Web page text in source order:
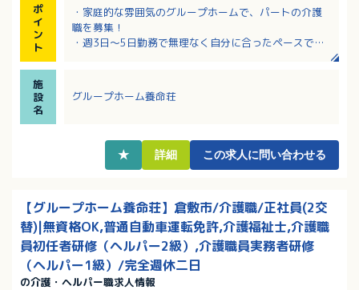
ポ
イ
ン
ト
・家庭的な雰囲気のグループホームで、パートの介護
職を募集！
・週3日～5日勤務で無理なく自分に合ったペースで働
験考慮や資格手当あり！
・パートさんにもうれしい賞与（寸志）の支給実績あ
施
設
名
グループホーム養命荘
★ 詳細 この求人に問い合わせる
【グループホーム養命荘】倉敷市/介護職/正社員(2交
替)|無資格OK,普通自動車運転免許,介護福祉士,介護職
員初任者研修（ヘルパー2級）,介護職員実務者研修
（ヘルパー1級）/完全週休二日
の介護・ヘルパー職求人情報